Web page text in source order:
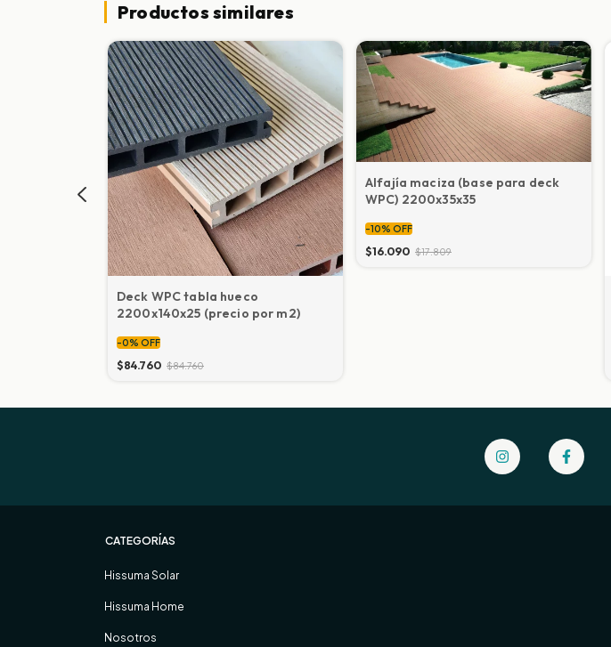
Productos similares
Deck WPC tabla hueco
2200x140x25 (precio por m2)
-0% OFF
$84.760 $84.760
Alfajía maciza (base para deck
WPC) 2200x35x35
-10% OFF
$16.090 $17.809
CATEGORÍAS
Hissuma Solar
Hissuma Home
Nosotros